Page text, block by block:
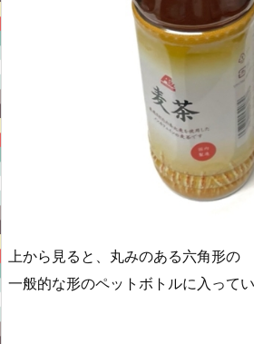
上から見ると、丸みのある六角形の
一般的な形のペットボトルに入ってい